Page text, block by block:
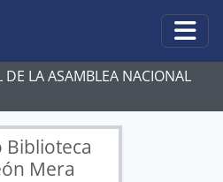
LA ASAMBLEA NACIONAL
Biblioteca
Mera